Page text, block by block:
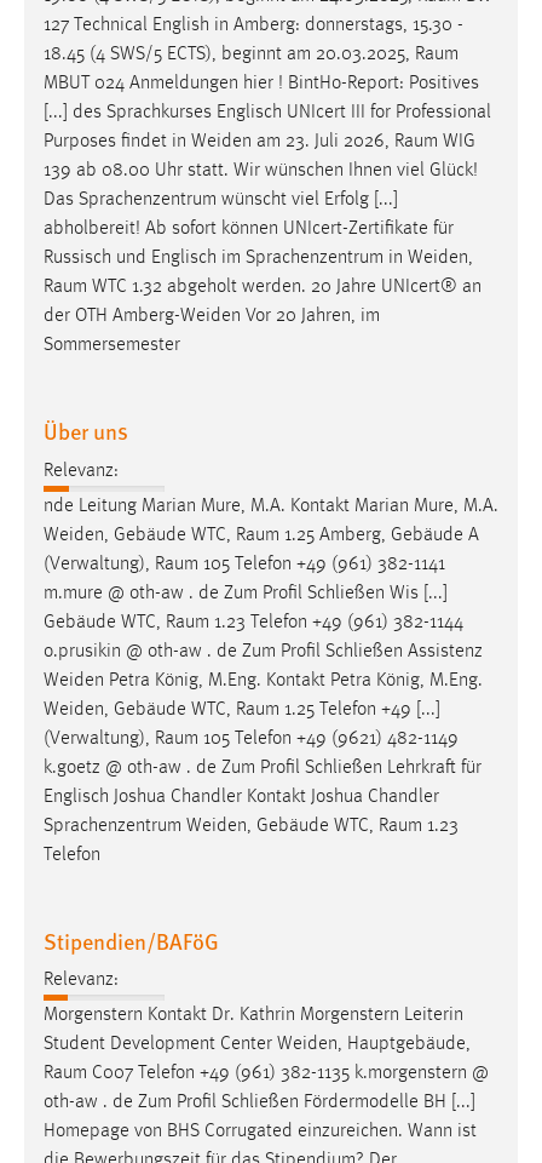
127 Technical English in Amberg: donnerstags, 15.30 -
18.45 (4 SWS/5 ECTS), beginnt am 20.03.2025, Raum
MBUT 024 Anmeldungen hier ! BintHo-Report: Positives
[...] des Sprachkurses Englisch UNIcert III for Professional
Purposes findet in Weiden am 23. Juli 2026, Raum WIG
139 ab 08.00 Uhr statt. Wir wünschen Ihnen viel Glück!
Das Sprachenzentrum wünscht viel Erfolg [...]
abholbereit! Ab sofort können UNIcert-Zertifikate für
Russisch und Englisch im Sprachenzentrum in Weiden,
Raum WTC 1.32 abgeholt werden. 20 Jahre UNIcert® an
der OTH Amberg-Weiden Vor 20 Jahren, im
Sommersemester
Über uns
Relevanz:
nde Leitung Marian Mure, M.A. Kontakt Marian Mure, M.A.
Weiden, Gebäude WTC, Raum 1.25 Amberg, Gebäude A
(Verwaltung), Raum 105 Telefon +49 (961) 382-1141
m.mure @ oth-aw . de Zum Profil Schließen Wis [...]
Gebäude WTC, Raum 1.23 Telefon +49 (961) 382-1144
o.prusikin @ oth-aw . de Zum Profil Schließen Assistenz
Weiden Petra König, M.Eng. Kontakt Petra König, M.Eng.
Weiden, Gebäude WTC, Raum 1.25 Telefon +49 [...]
(Verwaltung), Raum 105 Telefon +49 (9621) 482-1149
k.goetz @ oth-aw . de Zum Profil Schließen Lehrkraft für
Englisch Joshua Chandler Kontakt Joshua Chandler
Sprachenzentrum Weiden, Gebäude WTC, Raum 1.23
Telefon
Stipendien/BAFöG
Relevanz:
Morgenstern Kontakt Dr. Kathrin Morgenstern Leiterin
Student Development Center Weiden, Hauptgebäude,
Raum C007 Telefon +49 (961) 382-1135 k.morgenstern @
oth-aw . de Zum Profil Schließen Fördermodelle BH [...]
Homepage von BHS Corrugated einzureichen. Wann ist
_pk_ref, _pk_cvar, _pk_id, _pk_ses
Zweck:
Zugriffsstatistik
Cookie Laufzeit:
Max. 13 Monate
MARKETING
Marketing Cookies werden von Drittanbietern
verwendet, um personalisierte Werbung anzuzeigen.
Sie tun dies, indem sie Besucher über Websites
Google Ads
Name:
_gcl_au
Anbieter:
Google Ireland Limited
Zweck:
Conversion-Tracking
Cookie Laufzeit:
3 Monate
Facebook Pixel
Name:
_fbp
Facebook
Zweck:
Conversion-Tracking
Cookie Laufzeit:
3 Monate